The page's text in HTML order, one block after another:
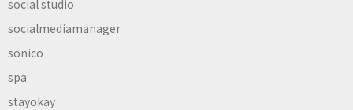
social studio
socialmediamanager
sonico
spa
stayokay